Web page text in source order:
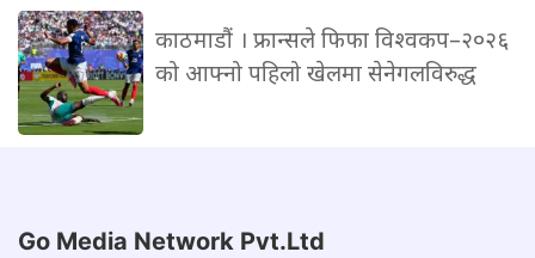
काठमाडौं । फ्रान्सले फिफा विश्वकप–२०२६
को आफ्नो पहिलो खेलमा सेनेगलविरुद्ध
Go Media Network Pvt.Ltd